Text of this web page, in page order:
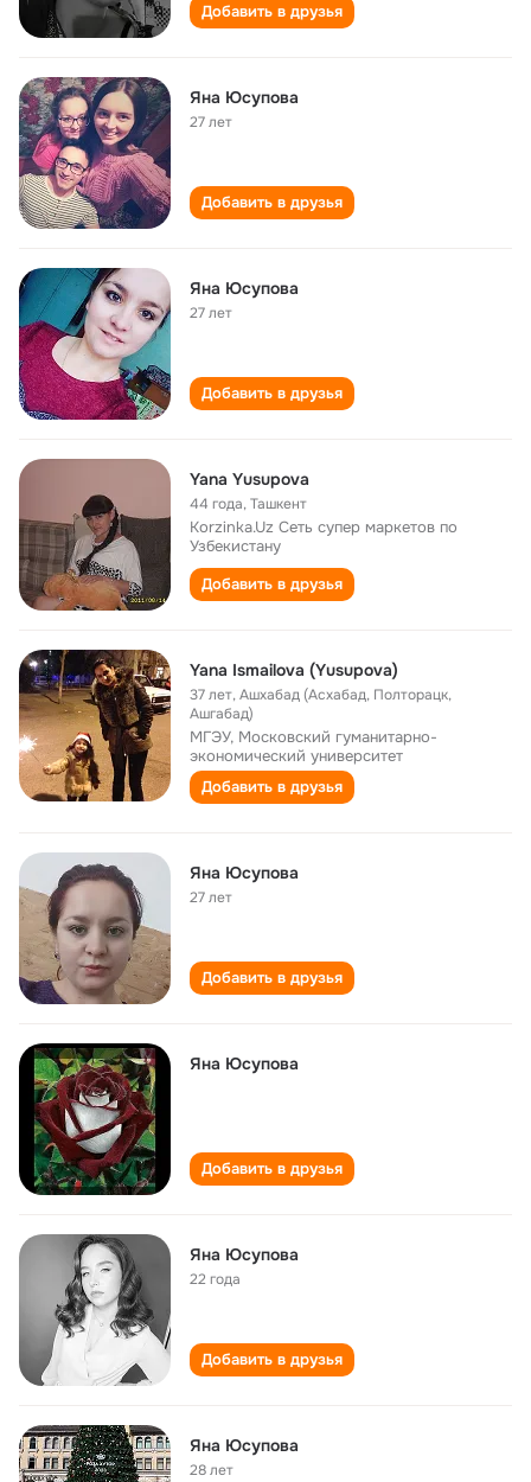
Добавить в друзья
Яна Юсупова
27 лет
Добавить в друзья
Яна Юсупова
27 лет
Добавить в друзья
Yana Yusupova
44 года,Ташкент
Korzinka.Uz Сеть супер маркетов по
Узбекистану
Добавить в друзья
Yana Ismailova (Yusupova)
37 лет,Ашхабад (Асхабад, Полторацк,
Ашгабад)
МГЭУ, Московский гуманитарно-
экономический университет
Добавить в друзья
Яна Юсупова
27 лет
Добавить в друзья
Яна Юсупова
Добавить в друзья
Яна Юсупова
22 года
Добавить в друзья
Яна Юсупова
28 лет